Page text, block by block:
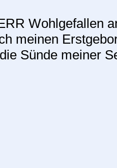
Wohlgefallen
meinen
Sünde meiner